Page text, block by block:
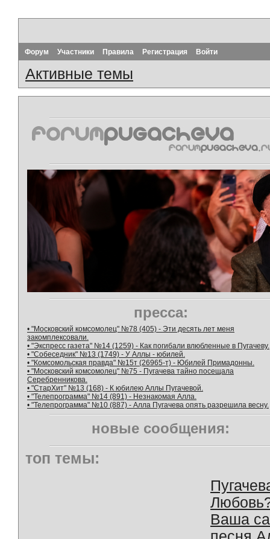
Форум Участники Правила Регистрация Войти
Активные темы
пресса:
• "Московский комсомолец" №78 (405) - Эти десять лет меня
закомплексовали.
• "Экспресс газета" №14 (1259) - Как погибали влюбленные в Пугачеву.
• "Собеседник" №13 (1749) - У Аллы - юбилей.
• "Комсомольская правда" №15т (26965-т) - Юбилей Примадонны.
• "Московский комсомолец" №75 - Пугачева тайно посещала
Серебренникова.
• "СтарХит" №13 (168) - К юбилею Аллы Пугачевой.
• "Телепрограмма" №14 (891) - Незнакомая Алла.
• "Телепрограмма" №10 (887) - Алла Пугачева опять разрешила весну.
новые сообщения:
топ темы:
Ваша